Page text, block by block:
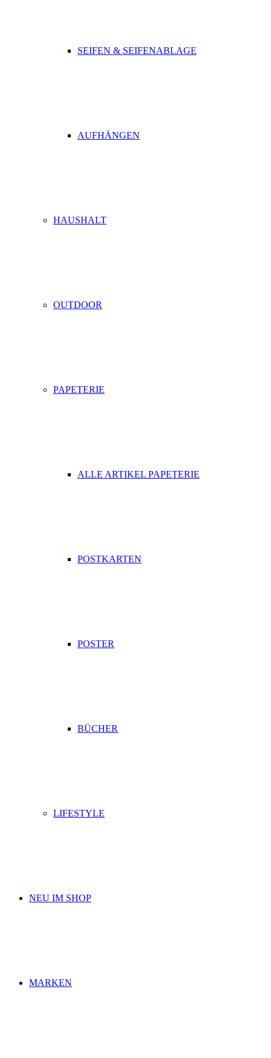
SEIFEN & SEIFENABLAGE
AUFHÄNGEN
HAUSHALT
OUTDOOR
PAPETERIE
ALLE ARTIKEL PAPETERIE
POSTKARTEN
POSTER
BÜCHER
LIFESTYLE
NEU IM SHOP
MARKEN